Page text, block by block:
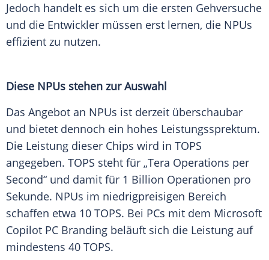
Jedoch handelt es sich um die ersten Gehversuche
und die Entwickler müssen erst lernen, die NPUs
effizient zu nutzen.
Diese NPUs stehen zur Auswahl
Das Angebot an NPUs ist derzeit überschaubar
und bietet dennoch ein hohes Leistungssprektum.
Die Leistung dieser Chips wird in TOPS
angegeben. TOPS steht für „Tera Operations per
Second“ und damit für 1 Billion Operationen pro
Sekunde. NPUs im niedrigpreisigen Bereich
schaffen etwa 10 TOPS. Bei PCs mit dem Microsoft
Copilot PC Branding beläuft sich die Leistung auf
mindestens 40 TOPS.